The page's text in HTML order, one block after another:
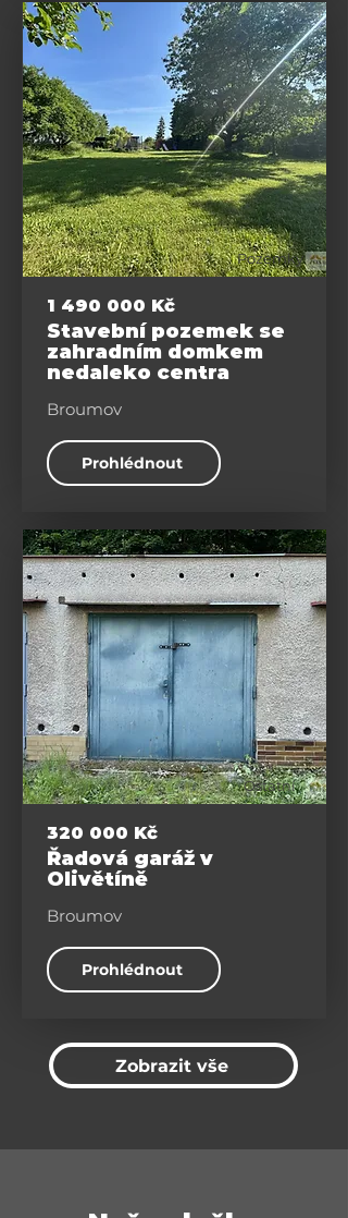
Pozemky
1 490 000 Kč
Stavební pozemek se
zahradním domkem
nedaleko centra
Broumov
Prohlédnout
Ostatní
320 000 Kč
Řadová garáž v
Olivětíně
Broumov
Prohlédnout
Zobrazit vše